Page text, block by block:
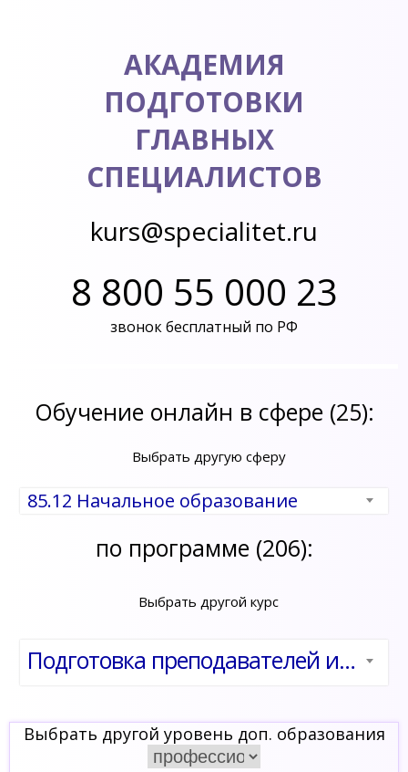
АКАДЕМИЯ
ПОДГОТОВКИ
ГЛАВНЫХ
СПЕЦИАЛИСТОВ
kurs@specialitet.ru
8 800 55 000 23
звонок бесплатный по РФ
Обучение онлайн в сфере (25):
Выбрать другую сферу
85.12 Начальное образование
по программе (206):
Выбрать другой курс
Подготовка преподавателей и специалистов для работы с инвалидами и людьми с ОВЗ с применением современных технологий инклюзивной практики в образовательной организации с учетом ФГОС
Выбрать другой уровень доп. образования